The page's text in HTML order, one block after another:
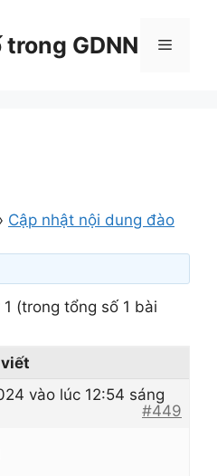
GDNN Menu
› Cập nhật nội dung đào
(trong tổng số 1 bài
vào lúc 12:54 sáng
#449